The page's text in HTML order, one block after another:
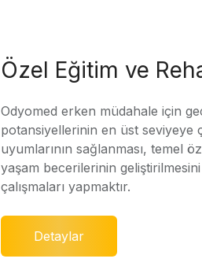
Özel Eğitim ve
Odyomed erken müdahale için
potansiyellerinin en üst seviyeye
uyumlarının sağlanması, temel
yaşam becerilerinin
çalışmaları yapmaktır.
Detaylar